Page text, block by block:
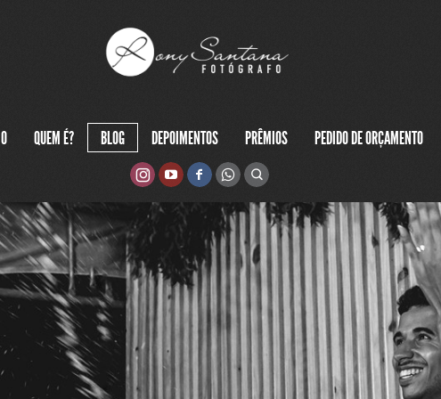
QUEM É? BLOG DEPOIMENTOS PRÊMIOS PEDIDO DE ORÇAMENTO